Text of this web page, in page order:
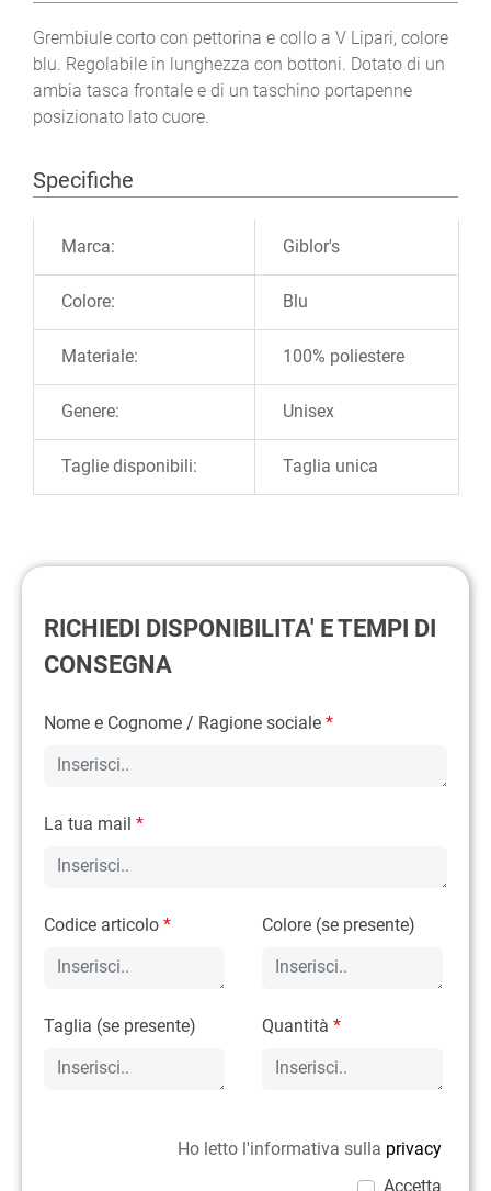
Grembiule corto con pettorina e collo a V Lipari, colore
blu. Regolabile in lunghezza con bottoni. Dotato di un
ambia tasca frontale e di un taschino portapenne
posizionato lato cuore.
Specifiche
Marca: Giblor's
Colore: Blu
Materiale: 100% poliestere
Genere: Unisex
Taglie disponibili: Taglia unica
RICHIEDI DISPONIBILITA' E TEMPI DI
CONSEGNA
Nome e Cognome / Ragione sociale *
La tua mail *
Codice articolo * Colore (se presente)
Taglia (se presente) Quantità*
Ho letto l'informativa sulla privacy
Accetta